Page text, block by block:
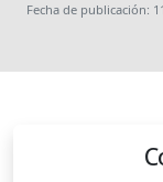
Fecha de publicación: